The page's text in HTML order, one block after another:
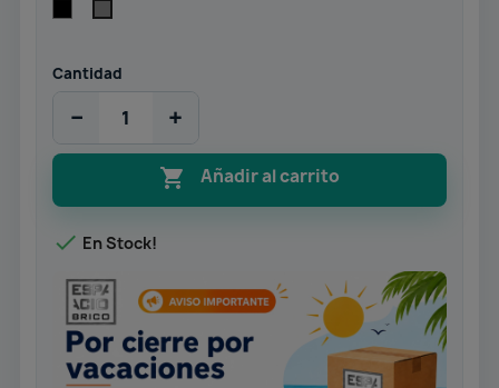
Cantidad
− +
 Añadir al carrito
 En Stock!